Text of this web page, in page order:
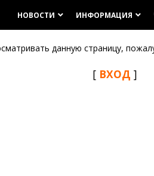
НОВОСТИ keyboard_arrow_down ИНФОРМАЦИЯ keyboard_arrow_down
данную страницу,
[ ВХОД ]